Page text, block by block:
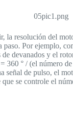
la resolución del
paso. Por ejemplo,
devanados y el
360 ° / (el número
señal de pulso, el
se controle el